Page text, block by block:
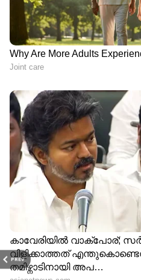
PREV
Image Credit :Google
ടാറ്റാ പഞ്ച്
ടാറ്റ പഞ്ചിന്റെ മിക്ക
കുതിരശക്തി
പെട്രോൾ എഞ്ചിനാണ്
സ്പീഡ് എഎംടി
വേരിയന്റിൽ നിന്നാണ്
ട്രാൻസ്മിഷൻ
ഒരു പ്രധാന പ്രത്യേകത,
വിലയ്ക്ക് ഒരു CNG-
എന്നതാണ്. ടാറ്റ
7.60 ലക്ഷം രൂപ മുതൽ